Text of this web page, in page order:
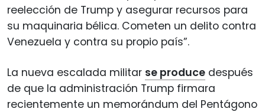
reelección de Trump y asegurar recursos para
su maquinaria bélica. Cometen un delito contra
Venezuela y contra su propio país”.
La nueva escalada militar se produce después
de que la administración Trump firmara
recientemente un memorándum del Pentágono